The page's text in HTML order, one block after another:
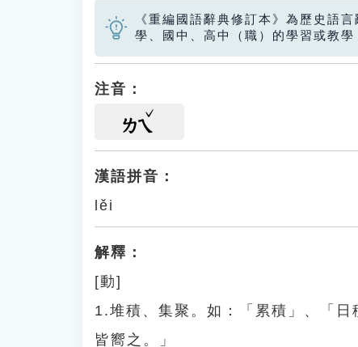
《重編國語辭典修訂本》為歷史語
學、國中、高中（職）的學習或教
注音：
ㄌㄟ
漢語拼音：
lěi
解釋：
[動]
1.堆積、集聚。如：「累積」、「
皆嚮之。」